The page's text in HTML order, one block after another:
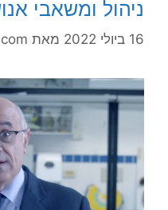
ניהול ומשאבי
16 ביולי 2022 מאת